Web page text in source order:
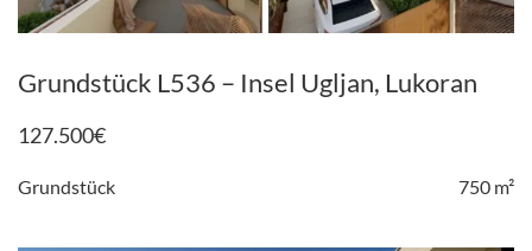
Grundstück L536 – Insel Ugljan, Lukoran
127.500€
Grundstück 750 m²